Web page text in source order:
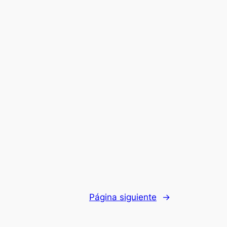
Página siguiente →